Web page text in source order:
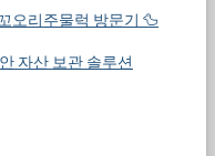
오리주물럭 방문기 🦆
자산 보관 솔루션